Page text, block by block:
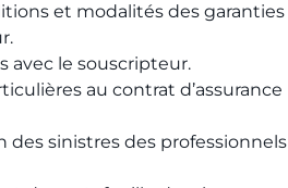
et modalités des garanties
avec le souscripteur.
au contrat d’assurance
des sinistres des professionnels